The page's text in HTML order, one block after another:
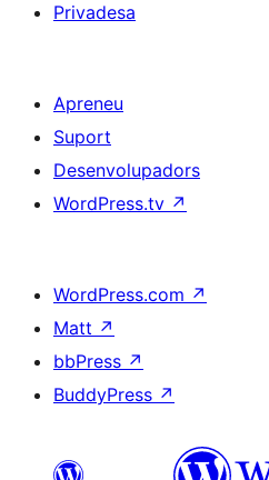
Privadesa
Apreneu
Suport
Desenvolupadors
WordPress.tv ↗
WordPress.com ↗
Matt ↗
bbPress ↗
BuddyPress ↗